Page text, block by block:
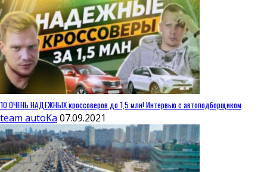
10 ОЧЕНЬ НАДЕЖНЫХ кроссоверов до 1,5 млн! Интервью с автоподборщиком
team autoKa 07.09.2021